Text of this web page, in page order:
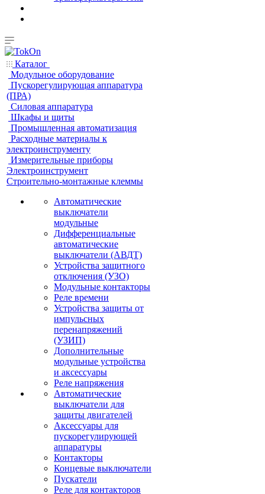
Каталог
Модульное оборудование
Пускорегулирующая аппаратура
(ПРА)
Силовая аппаратура
Шкафы и щиты
Промышленная автоматизация
Расходные материалы к
электроинструменту
Измерительные приборы
Электроинструмент
Строительно-монтажные клеммы
Автоматические
выключатели
модульные
Дифференциальные
автоматические
выключатели (АВДТ)
Устройства защитного
отключения (УЗО)
Модульные контакторы
Реле времени
Устройства защиты от
импульсных
перенапряжений
(УЗИП)
Дополнительные
модульные устройства
и аксессуары
Реле напряжения
Автоматические
выключатели для
защиты двигателей
Аксессуары для
пускорегулирующей
аппаратуры
Контакторы
Концевые выключатели
Пускатели
Реле для контакторов